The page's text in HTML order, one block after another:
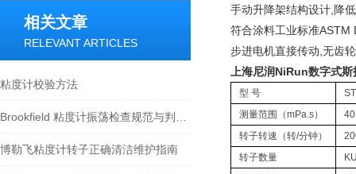
相关文章
RELEVANT ARTICLES
粘度计校验方法
博勒飞粘度计转子正确清洁维护指南
手动升降架结构设计,降
符合涂料工业标准ASTM
步进电机直接传动,无齿
上海尼润NiRun数字式
型 号
测量范围（mPa.s）
转子转速（转/分钟）
转子数量